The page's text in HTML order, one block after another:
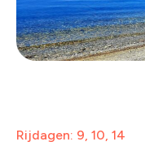
Rijdagen: 9, 10, 14